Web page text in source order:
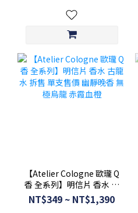
【Atelier Cologne 歐瓏 Q
香 全系列】明信片 香水 古
龍水 拆售 單支售價 幽靜晚
香 無極烏龍 赤霞血橙
NT$349 ~ NT$1,390